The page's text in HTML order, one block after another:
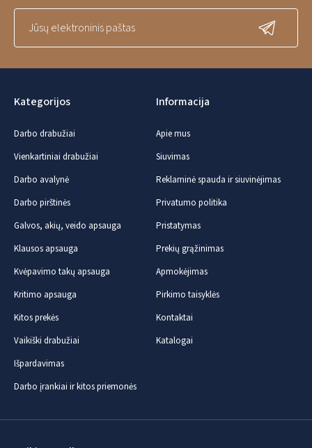
Kategorijos
Darbo drabužiai
Vienkartiniai drabužiai
Darbo avalynė
Darbo pirštinės
Galvos, akių, veido apsauga
Klausos apsauga
Kvėpavimo takų apsauga
Kritimo apsauga
Kitos prekės
Vaikiški drabužiai
Išpardavimas
Darbo įrankiai ir kitos priemonės
Informacija
Apie mus
Siuvimas
Reklaminė spauda ir siuvinėjimas
Privatumo politika
Pristatymas
Prekių grąžinimas
Apmokėjimas
Pirkimo taisyklės
Kontaktai
Katalogai